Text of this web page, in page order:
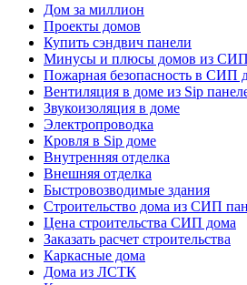
Дом за миллион
Проекты домов
Купить сэндвич панели
Минусы и плюсы домов из СИП
Пожарная безопасность в СИП
Вентиляция в доме из Sip
Звукоизоляция в доме
Электропроводка
Кровля в Sip доме
Внутренняя отделка
Внешняя отделка
Быстровозводимые здания
Строительство дома из СИП
Цена строительства СИП дома
Заказать расчет строительства
Каркасные дома
Дома из ЛСТК